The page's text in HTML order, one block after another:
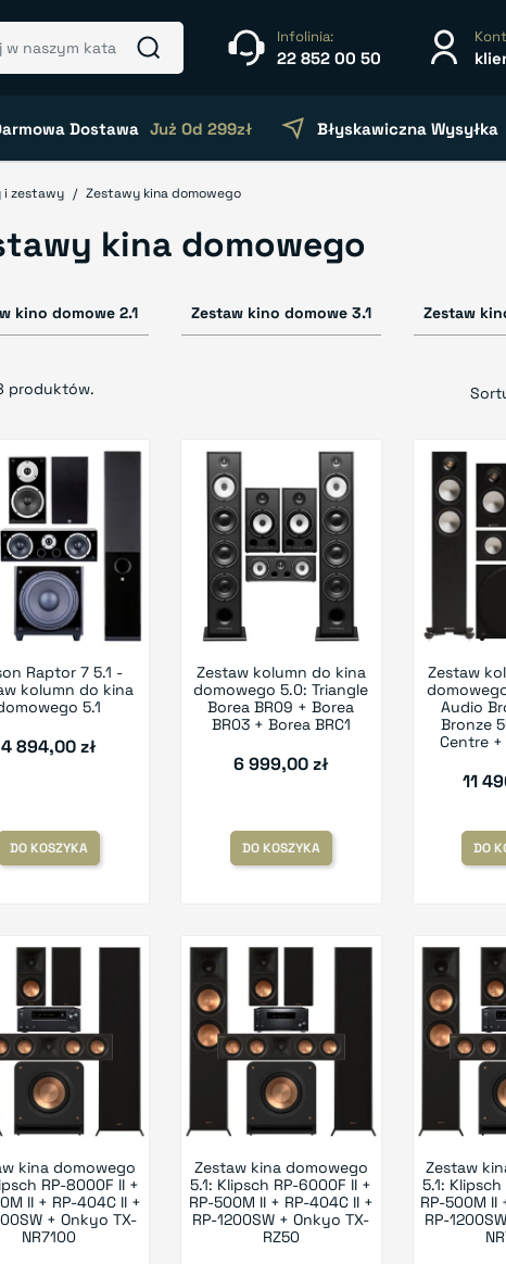
Infolinia:
22 852 00 50
Dostawa Już Od 299zł Błyskawiczna Wysyłka
i zestawy Zestawy kina domowego
kina domowego
kino domowe 2.1 Zestaw kino domowe 3.1 Zestaw
produktów.
Raptor 7 5.1 -
kolumn do kina
5.1
4 894,00 zł
DO KOSZYKA
Zestaw kolumn do kina
domowego 5.0: Triangle
Borea BR09 + Borea
BR03 + Borea BRC1
6 999,00 zł
DO KOSZYKA
Zestaw
Audio
Bronze
Centre +
11
DO
kina domowego
RP-8000F II +
II + RP-404C II +
+ Onkyo TX-
NR7100
Zestaw kina domowego
5.1: Klipsch RP-6000F II +
RP-500M II + RP-404C II +
RP-1200SW + Onkyo TX-
RZ50
Zestaw
5.1:
RP-500M II
RP-